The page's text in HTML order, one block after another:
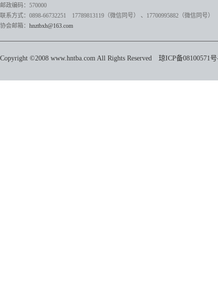
邮政编码：570000
联系方式：0898-66732251 17789813119（微信同号）
、17700995882 （微信同号）
协会邮箱： hnztbxh@163.com
Copyright ©2008 www.hntba.com All Rights Reserved 琼ICP备08100571